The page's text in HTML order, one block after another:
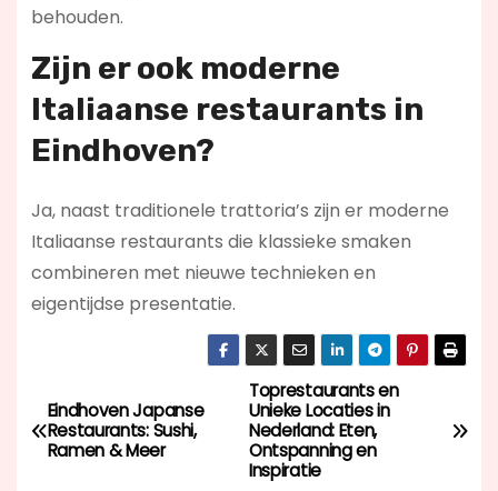
behouden.
Zijn er ook moderne
Italiaanse restaurants in
Eindhoven?
Ja, naast traditionele trattoria’s zijn er moderne
Italiaanse restaurants die klassieke smaken
combineren met nieuwe technieken en
eigentijdse presentatie.
B
e
Toprestaurants en
Unieke Locaties in
Nederland: Eten,
Ontspanning en
Inspiratie
Eindhoven Japanse
Restaurants: Sushi,
Ramen & Meer